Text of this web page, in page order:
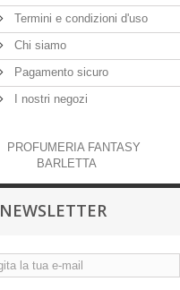
Termini e condizioni d'uso
Chi siamo
Pagamento sicuro
I nostri negozi
NEWSLETTER